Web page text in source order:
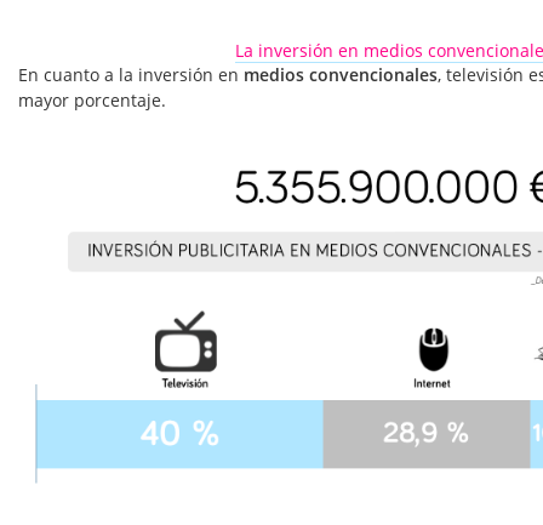
La inversión en medios
En cuanto a la inversión en medios convencionales, televisión
mayor porcentaje.